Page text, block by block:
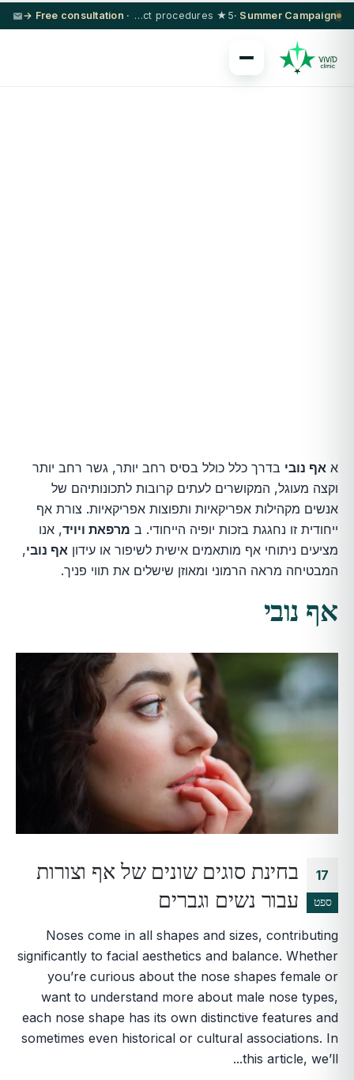
Summer Campaign ·
5★ hotel + VIP transfer on select procedures
· Free consultation →
א אף נובי בדרך כלל כולל בסיס רחב יותר, גשר רחב יותר
וקצה מעוגל, המקושרים לעתים קרובות לתכונותיהם של
אנשים מקהילות אפריקאיות ותפוצות אפריקאיות. צורת אף
ייחודית זו נחגגת בזכות יופיה הייחודי. ב מרפאת ויויד, אנו
מציעים ניתוחי אף מותאמים אישית לשיפור או עידון אף נובי,
המבטיחה מראה הרמוני ומאוזן שישלים את תווי פניך.
אף נובי
17
ספט
בחינת סוגים שונים של אף וצורות
עבור נשים וגברים
Noses come in all shapes and sizes, contributing
significantly to facial aesthetics and balance. Whether
you’re curious about the nose shapes female or
want to understand more about male nose types,
each nose shape has its own distinctive features and
sometimes even historical or cultural associations. In
this article, we’ll...